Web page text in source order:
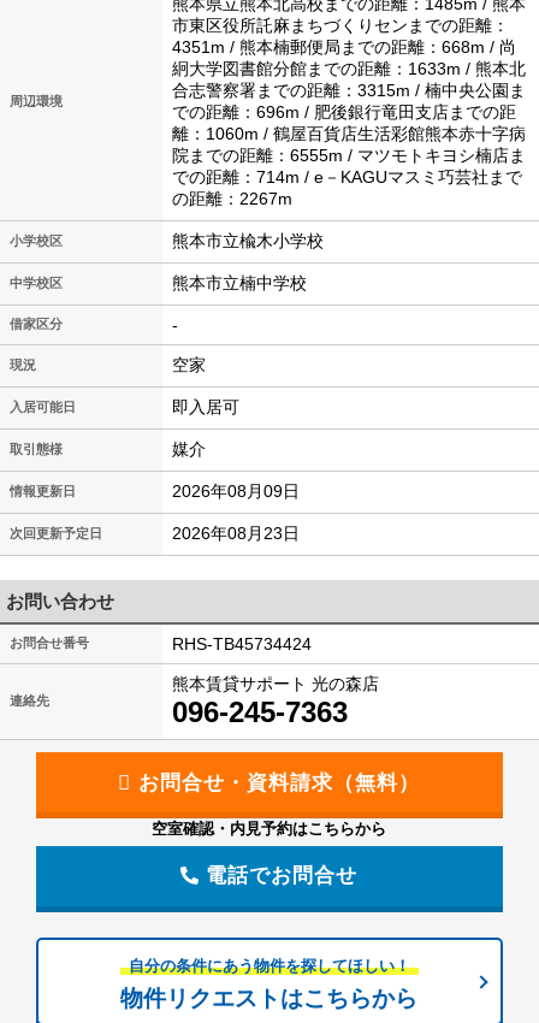
周辺環境
熊本県立熊本北高校までの距離：1485m / 熊本
市東区役所託麻まちづくりセンまでの距離：
4351m / 熊本楠郵便局までの距離：668m / 尚
絅大学図書館分館までの距離：1633m / 熊本北
合志警察署までの距離：3315m / 楠中央公園ま
での距離：696m / 肥後銀行竜田支店までの距
離：1060m / 鶴屋百貨店生活彩館熊本赤十字病
院までの距離：6555m / マツモトキヨシ楠店ま
での距離：714m / e－KAGUマスミ巧芸社まで
の距離：2267m
小学校区 熊本市立楡木小学校
中学校区 熊本市立楠中学校
借家区分 -
現況 空家
入居可能日 即入居可
取引態様 媒介
情報更新日 2026年08月09日
次回更新予定日 2026年08月23日
お問い合わせ
お問合せ番号 RHS-TB45734424
連絡先
熊本賃貸サポート 光の森店
096-245-7363
空室確認・内見予約はこちらから
電話でお問合せ
自分の条件にあう物件を探してほしい！
物件リクエストはこちらから